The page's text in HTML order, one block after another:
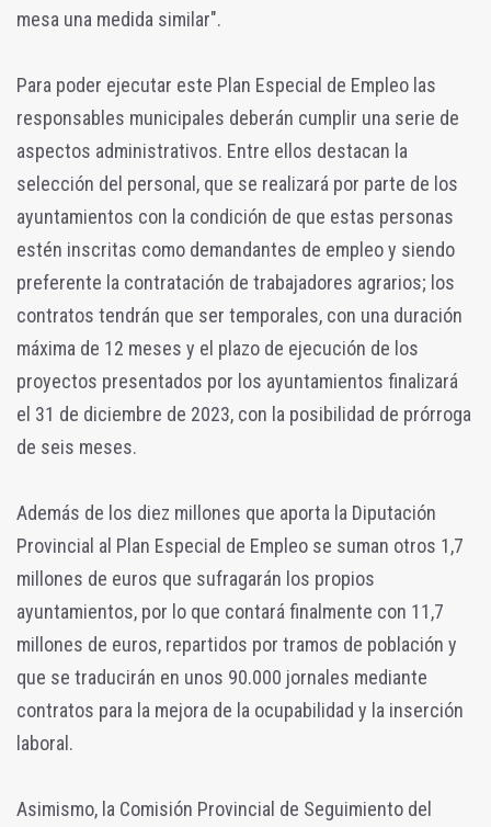
mesa una medida similar".
Para poder ejecutar este Plan Especial de Empleo las
responsables municipales deberán cumplir una serie de
aspectos administrativos. Entre ellos destacan la
selección del personal, que se realizará por parte de los
ayuntamientos con la condición de que estas personas
estén inscritas como demandantes de empleo y siendo
preferente la contratación de trabajadores agrarios; los
contratos tendrán que ser temporales, con una duración
máxima de 12 meses y el plazo de ejecución de los
proyectos presentados por los ayuntamientos finalizará
el 31 de diciembre de 2023, con la posibilidad de prórroga
de seis meses.
Además de los diez millones que aporta la Diputación
Provincial al Plan Especial de Empleo se suman otros 1,7
millones de euros que sufragarán los propios
ayuntamientos, por lo que contará finalmente con 11,7
millones de euros, repartidos por tramos de población y
que se traducirán en unos 90.000 jornales mediante
contratos para la mejora de la ocupabilidad y la inserción
laboral.
Asimismo, la Comisión Provincial de Seguimiento del